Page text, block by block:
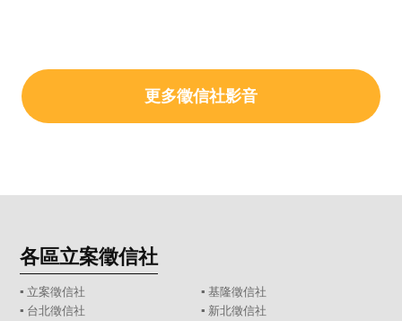
更多徵信社影音
各區立案徵信社
▪ 立案徵信社 ▪ 基隆徵信社
▪ 台北徵信社 ▪ 新北徵信社